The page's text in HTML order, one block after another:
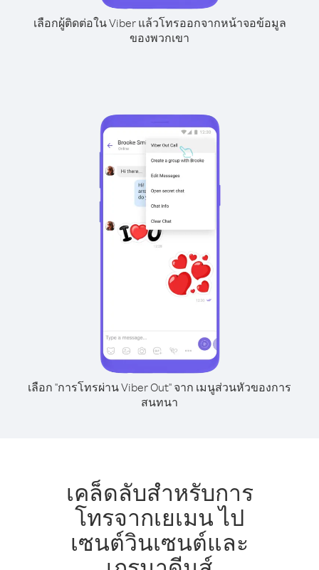
เลือกผู้ติดต่อใน Viber แล้วโทรออกจากหน้าจอข้อมูล
ของพวกเขา
เลือก "การโทรผ่าน Viber Out" จาก เมนูส่วนหัวของการ
สนทนา
เคล็ดลับสำหรับการ
โทรจากเยเมน ไป
เซนต์วินเซนต์และ